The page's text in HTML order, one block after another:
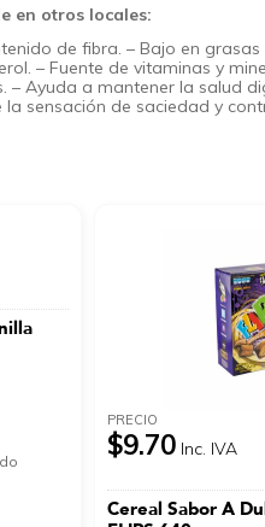
en otros locales:
de fibra. – Bajo en
– Fuente de vitaminas y
– Ayuda a mantener la salud
la sensación de saciedad y
PRECIO
$9.70 Inc. IVA
Cereal Sabor A